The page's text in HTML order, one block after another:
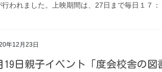
われました。上映期間は、27日まで毎日１７
年12月23日
19日親子イベント「度会校舎の